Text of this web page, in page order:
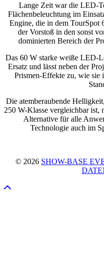
Lange Zeit war die LED-
Flächenbeleuchtung im
Engine, die in dem TourSpot
der Vorstoß in den sonst
dominierten Bereich der
Das 60 W starke weiße LED-
Ersatz und lässt neben der
Prismen-Effekte zu, wie
Die atemberaubende
250 W-Klasse vergleichbar ist,
Alternative für alle
Technologie auch im
© 2026 SHOW-BASE